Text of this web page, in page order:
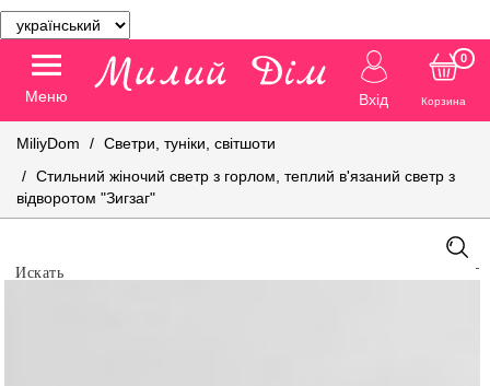
Меню Вхід Корзина
0
MiliyDom
Светри, туніки, світшоти
Стильний жіночий светр з горлом, теплий в'язаний светр з
відворотом "Зигзаг"